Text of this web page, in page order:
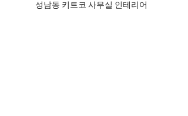
성남동 키트코 사무실 인테리어